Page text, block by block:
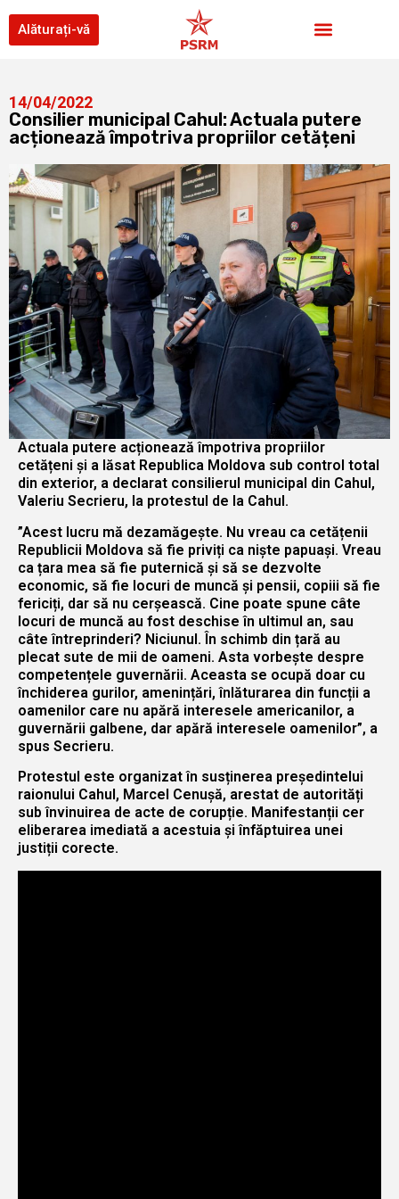
Alăturați-vă
14/04/2022
Consilier municipal Cahul: Actuala putere
acționează împotriva propriilor cetățeni
Actuala putere acționează împotriva propriilor
cetățeni și a lăsat Republica Moldova sub control total
din exterior, a declarat consilierul municipal din Cahul,
Valeriu Secrieru, la protestul de la Cahul.
”Acest lucru mă dezamăgește. Nu vreau ca cetățenii
Republicii Moldova să fie priviți ca niște papuași. Vreau
ca țara mea să fie puternică și să se dezvolte
economic, să fie locuri de muncă și pensii, copiii să fie
fericiți, dar să nu cerșească. Cine poate spune câte
locuri de muncă au fost deschise în ultimul an, sau
câte întreprinderi? Niciunul. În schimb din țară au
plecat sute de mii de oameni. Asta vorbește despre
competențele guvernării. Aceasta se ocupă doar cu
închiderea gurilor, amenințări, înlăturarea din funcții a
oamenilor care nu apără interesele americanilor, a
guvernării galbene, dar apără interesele oamenilor”, a
spus Secrieru.
Protestul este organizat în susținerea președintelui
raionului Cahul, Marcel Cenușă, arestat de autorități
sub învinuirea de acte de corupție. Manifestanții cer
eliberarea imediată a acestuia și înfăptuirea unei
justiții corecte.